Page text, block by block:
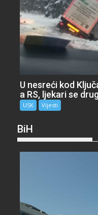
U nesreći kod
a RS, ljekari se
USK Vijesti
BiH